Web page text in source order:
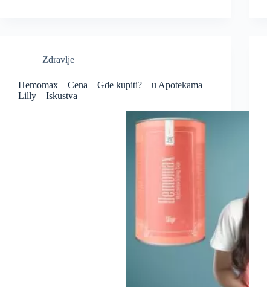
Zdravlje
Hemomax – Cena – Gde kupiti? – u Apotekama –
Lilly – Iskustva